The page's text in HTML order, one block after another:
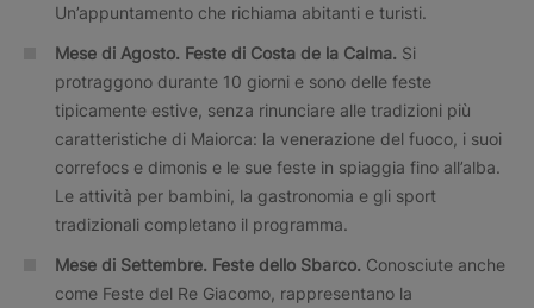
Un’appuntamento che richiama abitanti e turisti.
Mese di Agosto. Feste di Costa de la Calma. Si
protraggono durante 10 giorni e sono delle feste
tipicamente estive, senza rinunciare alle tradizioni più
caratteristiche di Maiorca: la venerazione del fuoco, i suoi
correfocs e dimonis e le sue feste in spiaggia fino all’alba.
Le attività per bambini, la gastronomia e gli sport
tradizionali completano il programma.
Mese di Settembre. Feste dello Sbarco. Conosciute anche
come Feste del Re Giacomo, rappresentano la